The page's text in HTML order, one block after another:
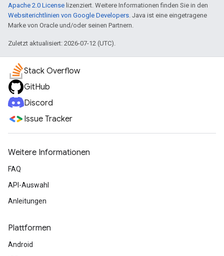
Apache 2.0 License lizenziert. Weitere Informationen finden Sie in den
Websiterichtlinien von Google Developers. Java ist eine eingetragene
Marke von Oracle und/oder seinen Partnern.
Zuletzt aktualisiert: 2026-07-12 (UTC).
Stack Overflow
GitHub
Discord
Issue Tracker
Weitere Informationen
FAQ
API-Auswahl
Anleitungen
Plattformen
Android